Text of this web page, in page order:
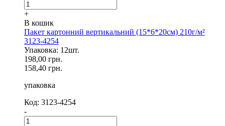
+
В кошик
Пакет картонний вертикальний (15*6*20см) 210г/м²
3123-4254
Упаковка: 12шт.
198,00 грн.
158,40 грн.
упаковка
Код: 3123-4254
-